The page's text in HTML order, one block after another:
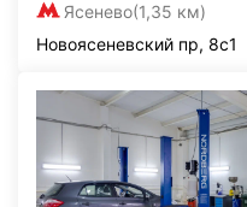
Ясенево(1,35 км)
Новоясеневский пр, 8с1